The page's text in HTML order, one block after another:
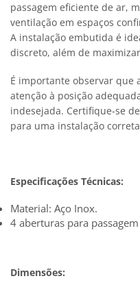
passagem eficiente de ar,
ventilação em espaços
A instalação embutida é
discreto, além de
É importante observar que
atenção à posição
indesejada. Certifique-se
para uma instalação
Especificações Técnicas:
Material: Aço Inox.
4 aberturas para
Dimensões: